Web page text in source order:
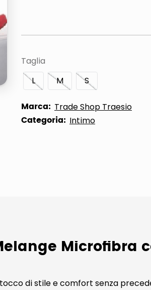
Taglia
L
M S
Marca: Trade Shop Traesio
Categoria: Intimo
di stile e comfort senza